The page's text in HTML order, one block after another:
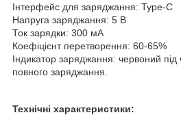
Інтерфейс для заряджання: Type-C
Напруга заряджання: 5 В
Ток зарядки: 300 мА
Коефіцієнт перетворення: 60-65%
Індикатор заряджання: червоний
повного заряджання.
Технічні характеристики: